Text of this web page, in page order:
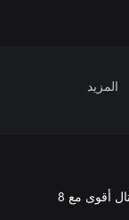
المزيد
FighterZ Pass عبارة عن مرور مباشر إلى تجربة قتال أقوى مع 8